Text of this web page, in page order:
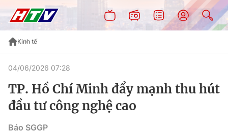
Kinh tế
04/06/2026 07:28
TP. Hồ Chí Minh đẩy mạnh thu hút
đầu tư công nghệ cao
Báo SGGP